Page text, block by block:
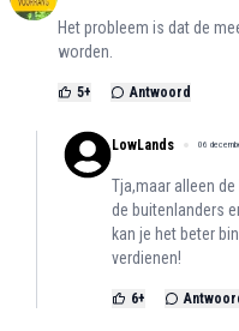
Het probleem is dat de
worden.
5+ Antwoord
LowLands 06
Tja,maar alleen
de buitenlanders
kan je het beter
verdienen!
6+